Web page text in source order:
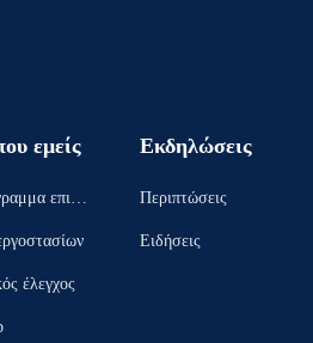
εμείς
επιχεί
έλεγχος
Εκδηλώσεις
Περιπτώσεις
Ειδήσεις